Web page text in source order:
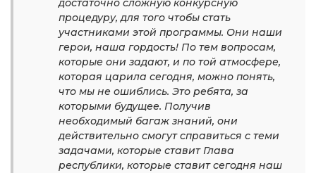
достаточно сложную конкурсную
процедуру, для того чтобы стать
участниками этой программы. Они наши
герои, наша гордость! По тем вопросам,
которые они задают, и по той атмосфере,
которая царила сегодня, можно понять,
что мы не ошиблись. Это ребята, за
которыми будущее. Получив
необходимый багаж знаний, они
действительно смогут справиться с теми
задачами, которые ставит Глава
республики, которые ставит сегодня наш